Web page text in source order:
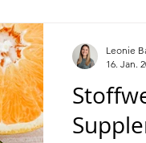
Leonie
16. Jan.